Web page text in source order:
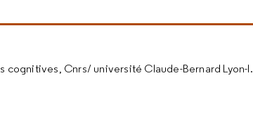
Cnrs/ université Claude-Bernard Lyon-I.